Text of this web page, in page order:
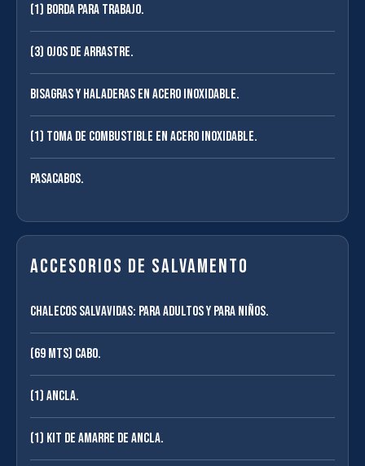
(1) Borda para trabajo.
(3) Ojos de arrastre.
Bisagras y haladeras en acero inoxidable.
(1) Toma de combustible en acero inoxidable.
Pasacabos.
Accesorios de salvamento
Chalecos salvavidas: para adultos y para niños.
(69 mts) Cabo.
(1) Ancla.
(1) Kit de amarre de ancla.